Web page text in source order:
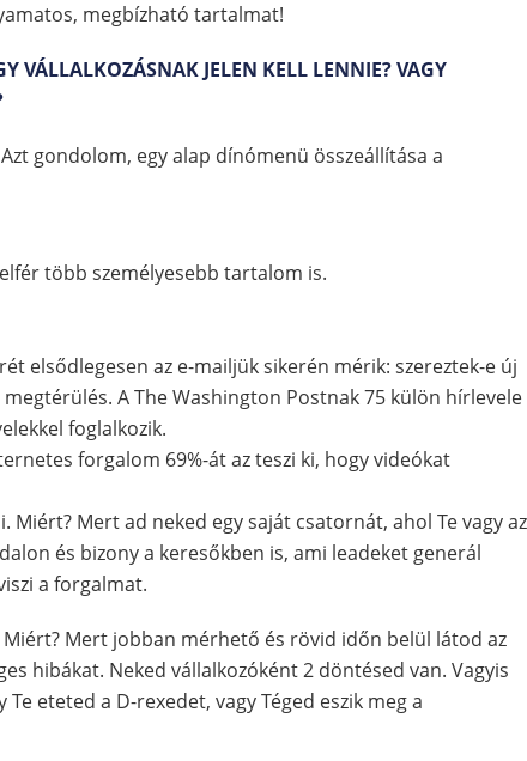
megbízható tartalmat!
VÁLLALKOZÁSNAK JELEN KELL LENNIE? VAGY
gondolom, egy alap dínómenü összeállítása a
több személyesebb tartalom is.
elsődlegesen az e-mailjük sikerén mérik: szereztek-e új
A The Washington Postnak 75 külön hírlevele
foglalkozik.
forgalom 69%-át az teszi ki, hogy videókat
Mert ad neked egy saját csatornát, ahol Te vagy az
és bizony a keresőkben is, ami leadeket generál
a forgalmat.
Mert jobban mérhető és rövid időn belül látod az
hibákat. Neked vállalkozóként 2 döntésed van. Vagyis
eteted a D-rexedet, vagy Téged eszik meg a